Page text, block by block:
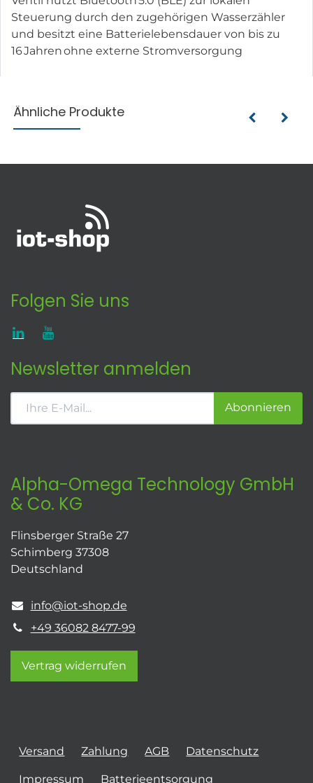
Steuerung durch den zugehörigen Wasserzähler
und besitzt eine Batterielebensdauer von bis zu
16 Jahren ohne externe Stromversorgung
Ähnliche Produkte
Folgen Sie uns
Newsletter anmelden
Abonnieren
Alpha-Omega Technology GmbH
& Co. KG
Flinsberger Straße 27
Schimberg 37308
Deutschland
info@iot-shop.de
+49 36082 8477-99
Vertrag widerrufen
Versand Zahlung AGB Datenschutz
Impressum Batterieentsorgung